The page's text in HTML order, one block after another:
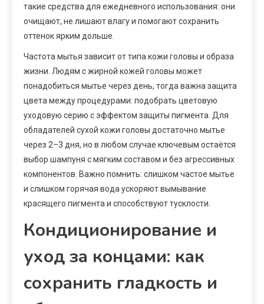
такие средства для ежедневного использования: они
очищают, не лишают влагу и помогают сохранить
оттенок ярким дольше.
Частота мытья зависит от типа кожи головы и образа
жизни. Людям с жирной кожей головы может
понадобиться мытье через день, тогда важна защита
цвета между процедурами: подобрать цветовую
уходовую серию с эффектом защиты пигмента. Для
обладателей сухой кожи головы достаточно мытье
через 2–3 дня, но в любом случае ключевым остаётся
выбор шампуня с мягким составом и без агрессивных
компонентов. Важно помнить: слишком частое мытье
и слишком горячая вода ускоряют вымывание
красящего пигмента и способствуют тусклости.
Кондиционирование и
уход за концами: как
сохранить гладкость и